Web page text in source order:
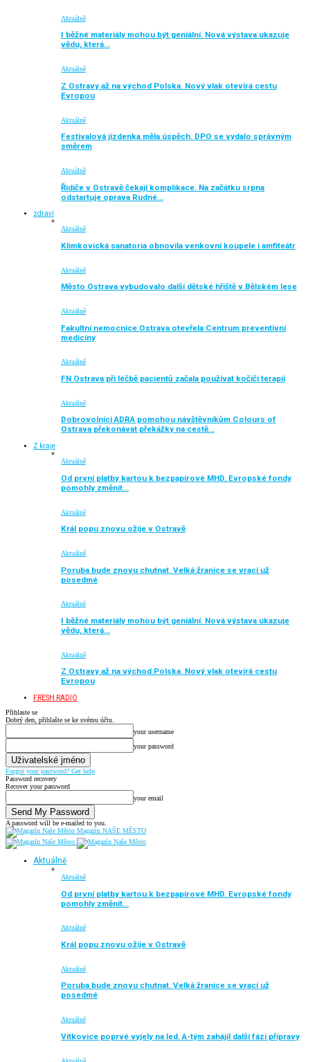
Aktuálně
I běžné materiály mohou být geniální. Nová výstava ukazuje
vědu, která…
Aktuálně
Z Ostravy až na východ Polska. Nový vlak otevírá cestu
Evropou
Aktuálně
Festivalová jízdenka měla úspěch. DPO se vydalo správným
směrem
Aktuálně
Řidiče v Ostravě čekají komplikace. Na začátku srpna
odstartuje oprava Rudné…
zdraví
Aktuálně
Klimkovická sanatoria obnovila venkovní koupele i amfiteátr
Aktuálně
Město Ostrava vybudovalo další dětské hřiště v Bělském lese
Aktuálně
Fakultní nemocnice Ostrava otevřela Centrum preventivní
medicíny
Aktuálně
FN Ostrava při léčbě pacientů začala používat kočičí terapii
Aktuálně
Dobrovolníci ADRA pomohou návštěvníkům Colours of
Ostrava překonávat překážky na cestě…
Z kraje
Aktuálně
Od první platby kartou k bezpapírové MHD. Evropské fondy
pomohly změnit…
Aktuálně
Král popu znovu ožije v Ostravě
Aktuálně
Poruba bude znovu chutnat. Velká žranice se vrací už
posedmé
Aktuálně
I běžné materiály mohou být geniální. Nová výstava ukazuje
vědu, která…
Aktuálně
Z Ostravy až na východ Polska. Nový vlak otevírá cestu
Evropou
FRESH RADIO
Přihlaste se
Dobrý den, přihlašte se ke svému účtu.
your username
your password
Forgot your password? Get help
Password recovery
Recover your password
your email
A password will be e-mailed to you.
Magazín NAŠE MĚSTO
Aktuálně
Aktuálně
Od první platby kartou k bezpapírové MHD. Evropské fondy
pomohly změnit…
Aktuálně
Král popu znovu ožije v Ostravě
Aktuálně
Poruba bude znovu chutnat. Velká žranice se vrací už
posedmé
Aktuálně
Vítkovice poprvé vyjely na led. A-tým zahájil další fázi přípravy